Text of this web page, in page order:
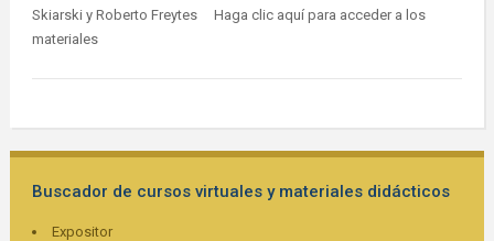
Skiarski y Roberto Freytes Haga clic aquí para acceder a los
materiales
Buscador de cursos virtuales y materiales didácticos
Expositor